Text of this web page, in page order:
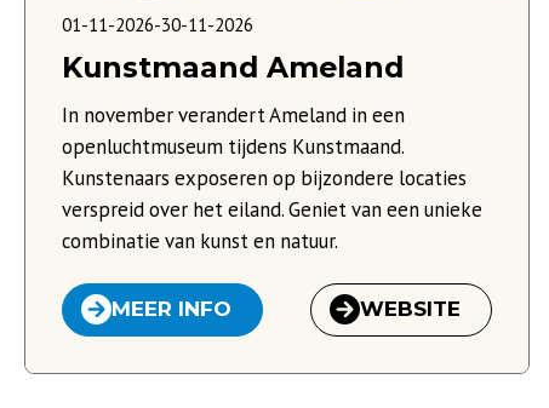
01-11-2026-30-11-2026
Kunstmaand Ameland
In november verandert Ameland in een
openluchtmuseum tijdens Kunstmaand.
Kunstenaars exposeren op bijzondere locaties
verspreid over het eiland. Geniet van een unieke
combinatie van kunst en natuur.
MEER INFO WEBSITE